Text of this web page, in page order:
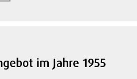
im Jahre 1955